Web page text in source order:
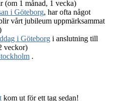
(om 1 månad, 1 vecka)
i Göteborg, har ofta något
vårt jubileum uppmärksammat
i Göteborg i anslutning till
veckor)
.
kom ut för ett tag sedan!